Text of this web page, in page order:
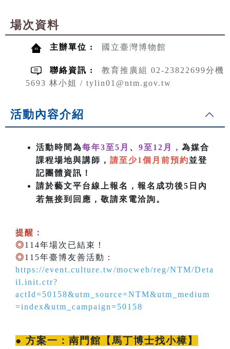
場次資料
主辦單位 : 國立臺灣博物館
聯絡資訊 :
教育推廣組 02-23822699分機
5693 林小姐 / tylin01@ntm.gov.tw
活動內容介紹
活動時間為每年3至5月 、 9至12月， 為媒合
課程場地與講師， 請至少1個月前預約並登
記團體資訊！
請於藝文平台線上報名，報名成功後5日內
若無接到回應，敬請來電洽詢。
提醒：
◎114年場次已結束！
◎115年臺博友善活動：
https://event.culture.tw/mocweb/reg/NTM/Deta
il.init.ctr?
actId=50158&utm_source=NTM&utm_medium
=index&utm_campaign=50158
● 方案一： 南門館【馬丁博士找小樟】